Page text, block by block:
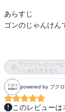
あらすじ
ゴンのじゃんけん
ツェズゲラたちは
間にゴンは放出系
金主のバッテラは
ブクログレビューは
いいねできません
powered by ブク
このレビューは